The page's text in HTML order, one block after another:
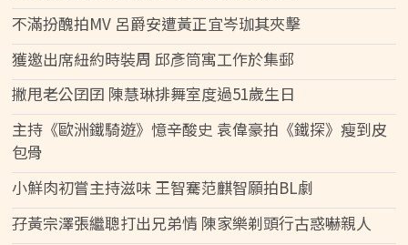
不滿扮醜拍MV 呂爵安遭黃正宜岑珈其夾擊
獲邀出席紐約時裝周 邱彥筒寓工作於集郵
撇甩老公囝囝 陳慧琳排舞室度過51歲生日
主持《歐洲鐵騎遊》憶辛酸史 袁偉豪拍《鐵探》瘦到皮
包骨
小鮮肉初嘗主持滋味 王智騫范麒智願拍BL劇
孖黃宗澤張繼聰打出兄弟情 陳家樂剃頭行古惑嚇親人